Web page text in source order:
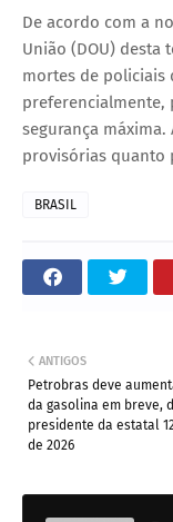
De acordo com a
União (DOU) desta
mortes de policiais
preferencialmente,
segurança
provisórias quanto
BRASIL
ANTIGOS
Petrobras deve
da gasolina em breve,
presidente da estatal
de 2026